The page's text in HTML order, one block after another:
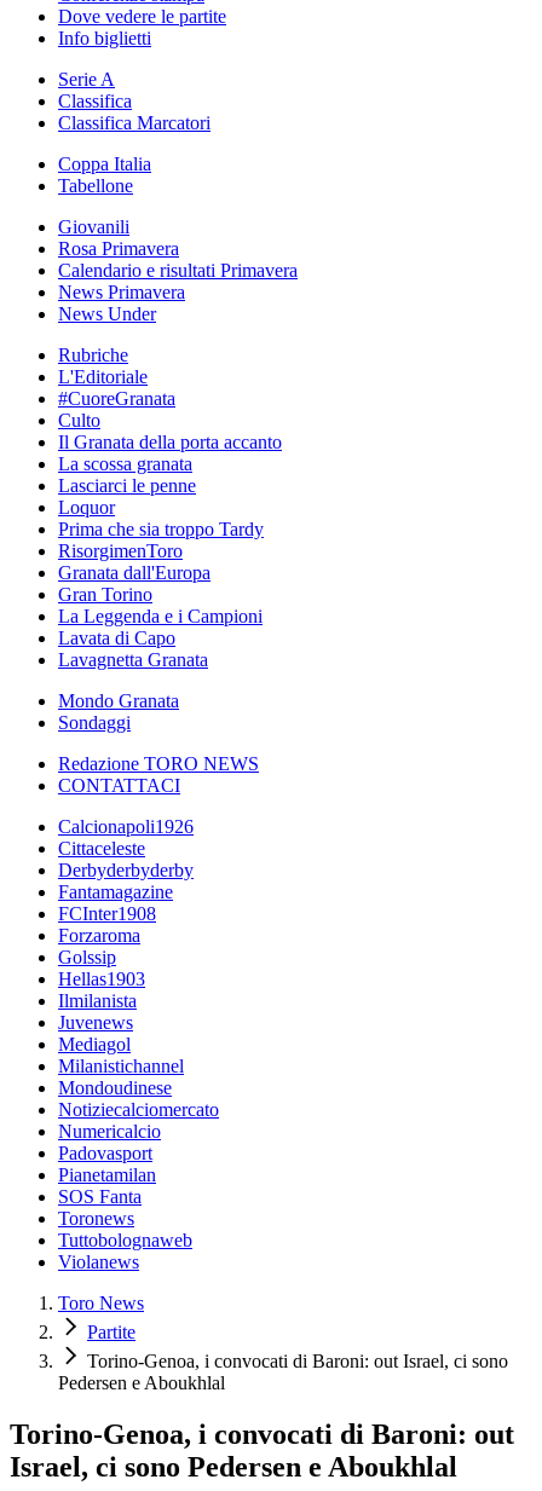
Dove vedere le partite
Info biglietti
Serie A
Classifica
Classifica Marcatori
Coppa Italia
Tabellone
Giovanili
Rosa Primavera
Calendario e risultati Primavera
News Primavera
News Under
Rubriche
L'Editoriale
#CuoreGranata
Culto
Il Granata della porta accanto
La scossa granata
Lasciarci le penne
Loquor
Prima che sia troppo Tardy
RisorgimenToro
Granata dall'Europa
Gran Torino
La Leggenda e i Campioni
Lavata di Capo
Lavagnetta Granata
Mondo Granata
Sondaggi
Redazione TORO NEWS
CONTATTACI
Calcionapoli1926
Cittaceleste
Derbyderbyderby
Fantamagazine
FCInter1908
Forzaroma
Golssip
Hellas1903
Ilmilanista
Juvenews
Mediagol
Milanistichannel
Mondoudinese
Notiziecalciomercato
Numericalcio
Padovasport
Pianetamilan
SOS Fanta
Toronews
Tuttobolognaweb
Violanews
Toro News
Partite
Torino-Genoa, i convocati di Baroni: out Israel, ci sono
Pedersen e Aboukhlal
Torino-Genoa, i convocati di Baroni: out
Israel, ci sono Pedersen e Aboukhlal